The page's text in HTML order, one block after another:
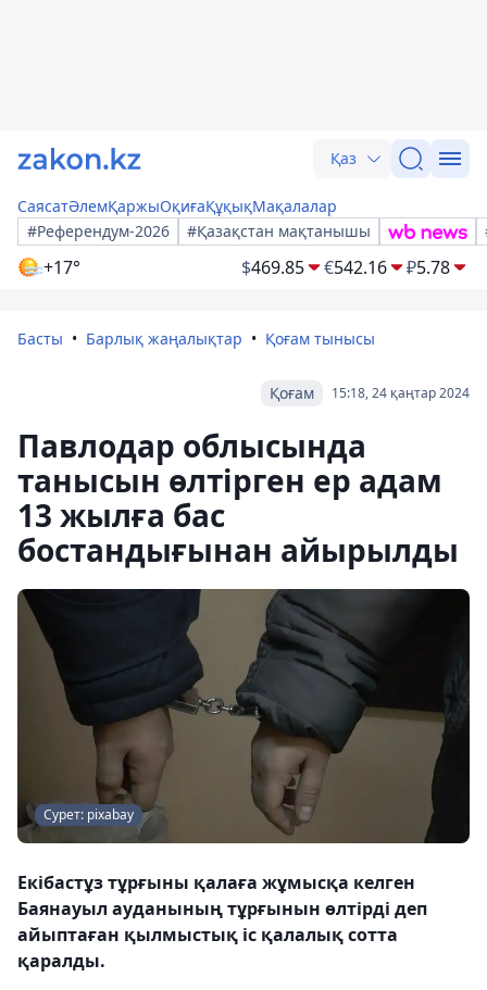
Қаз
СаясатӘлемҚаржыОқиғаҚұқықМақалалар
#Референдум-2026
#Қазақстан мақтанышы
+17° $469.85 €542.16 ₽5.78
Басты Барлық жаңалықтар Қоғам тынысы
15:18, 24 қаңтар 2024
Қоғам
Павлодар облысында
танысын өлтірген ер адам
13 жылға бас
бостандығынан айырылды
Сурет: pixabay
Екібастұз тұрғыны қалаға жұмысқа келген
Баянауыл ауданының тұрғынын өлтірді деп
айыптаған қылмыстық іс қалалық сотта
қаралды.